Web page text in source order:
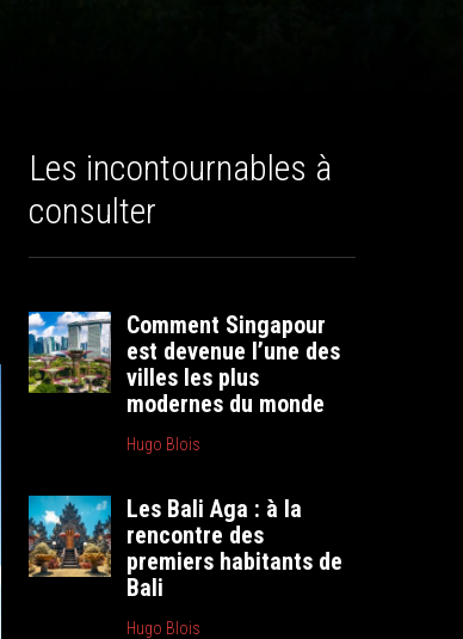
Les incontournables à
consulter
Comment Singapour
est devenue l’une des
villes les plus
modernes du monde
Hugo Blois
Les Bali Aga : à la
rencontre des
premiers habitants de
Bali
Hugo Blois